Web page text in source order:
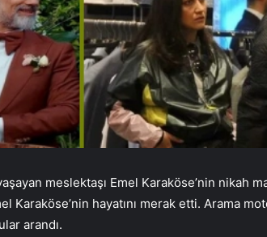
meslektaşı Emel Karaköse’nin nikah
Karaköse’nin hayatını merak etti. Arama
arandı.